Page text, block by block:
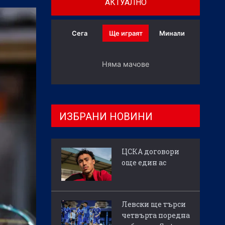
АКТУАЛНО
Сега Ще играят Минали
Няма мачове
ИЗБРАНИ НОВИНИ
ЦСКА договори
още един ас
Левски ще търси
четвърта поредна